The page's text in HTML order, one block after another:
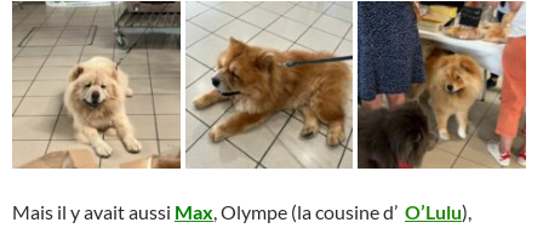
Mais il y avait aussi Max, Olympe (la cousine d’ O’Lulu),